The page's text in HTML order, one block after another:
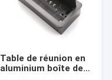
Table de réunion en
aluminium boîte de